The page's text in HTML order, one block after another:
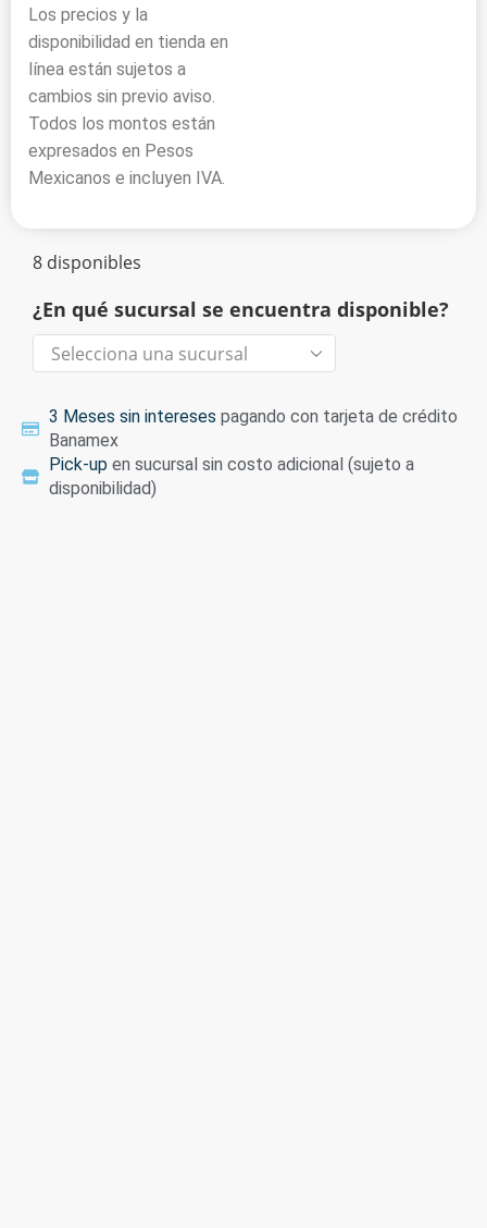
Los precios y la
disponibilidad en tienda en
línea están sujetos a
cambios sin previo aviso.
Todos los montos están
expresados en Pesos
Mexicanos e incluyen IVA.
8 disponibles
¿En qué sucursal se encuentra disponible?
3 Meses sin intereses pagando con tarjeta de crédito
Banamex
Pick-up en sucursal sin costo adicional (sujeto a
disponibilidad)